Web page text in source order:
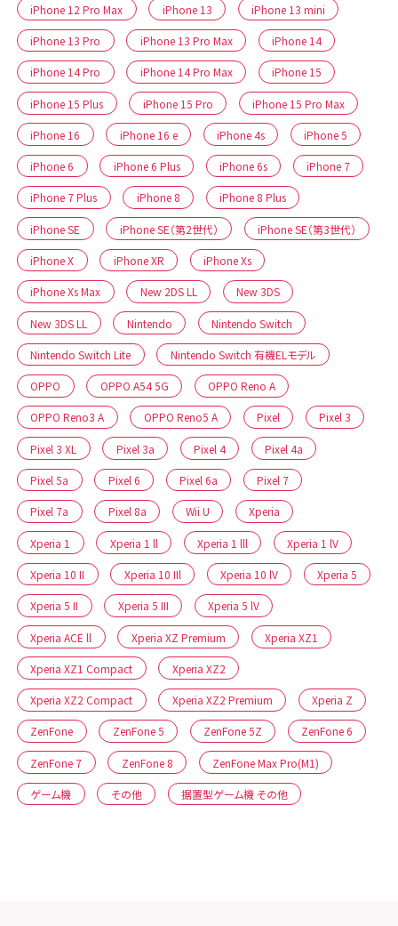
iPhone 12 Pro Max iPhone 13 iPhone 13 mini
iPhone 13 Pro iPhone 13 Pro Max iPhone 14
iPhone 14 Pro iPhone 14 Pro Max iPhone 15
iPhone 15 Plus iPhone 15 Pro iPhone 15 Pro Max
iPhone 16 iPhone 16 e iPhone 4s iPhone 5
iPhone 6 iPhone 6 Plus iPhone 6s iPhone 7
iPhone 7 Plus iPhone 8 iPhone 8 Plus
iPhone SE iPhone SE（第2世代） iPhone SE（第3世代）
iPhone X iPhone XR iPhone Xs
iPhone Xs Max New 2DS LL New 3DS
New 3DS LL Nintendo Nintendo Switch
Nintendo Switch Lite Nintendo Switch 有機ELモデル
OPPO OPPO A54 5G OPPO Reno A
OPPO Reno3 A OPPO Reno5 A Pixel Pixel 3
Pixel 3 XL Pixel 3a Pixel 4 Pixel 4a
Pixel 5a Pixel 6 Pixel 6a Pixel 7
Pixel 7a Pixel 8a Wii U Xperia
Xperia 1 Xperia 1 ll Xperia 1 lll Xperia 1 lV
Xperia 10 II Xperia 10 IIl Xperia 10 lV Xperia 5
Xperia 5 II Xperia 5 III Xperia 5 lV
Xperia ACE ll Xperia XZ Premium Xperia XZ1
Xperia XZ1 Compact Xperia XZ2
Xperia XZ2 Compact Xperia XZ2 Premium Xperia Z
ZenFone ZenFone 5 ZenFone 5Z ZenFone 6
ZenFone 7 ZenFone 8 ZenFone Max Pro(M1)
ゲーム機 その他 据置型ゲーム機 その他